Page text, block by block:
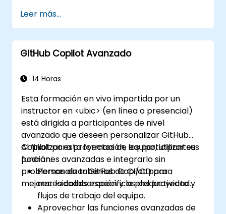
Leer más...
GitHub Copilot Avanzado
14 Horas
Esta formación en vivo impartida por un
instructor en <ubic> (en línea o presencial)
está dirigida a participantes de nivel
avanzado que deseen personalizar GitHub
Copilot para proyectos de equipo, utilizar sus
funciones avanzadas e integrarlo sin
problemas en tuberías de CI/CD para
mejorar la colaboración y la productividad.
Al finalizar esta formación, los participantes
podrán:
Personalizar GitHub Copilot para
necesidades específicas del proyecto y
flujos de trabajo del equipo.
Aprovechar las funciones avanzadas de